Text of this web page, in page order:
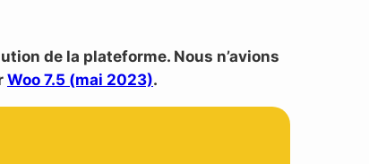
de la plateforme. Nous n’avions
Woo 7.5 (mai 2023).